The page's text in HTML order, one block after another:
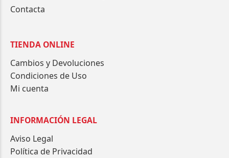
Contacta
TIENDA ONLINE
Cambios y Devoluciones
Condiciones de Uso
Mi cuenta
INFORMACIÓN LEGAL
Aviso Legal
Política de Privacidad